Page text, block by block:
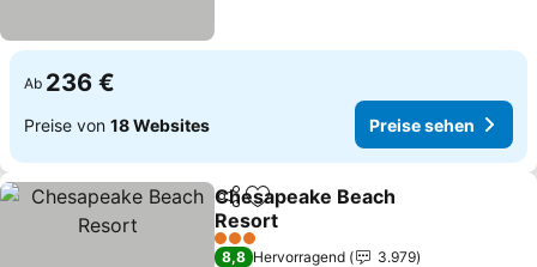
Ab 236 €
Preise von 18 Websites Preise sehen
TeilenZu Favoriten hinzufügen
Chesapeake Beach
Resort
Preise sehen
3 Sterne
8,8 Hervorragend
3.979